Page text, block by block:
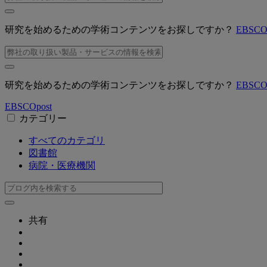
研究を始めるための学術コンテンツをお探しですか？
研究を始めるための学術コンテンツをお探しですか？
EBSCOpost
カテゴリー
すべてのカテゴリ
図書館
病院・医療機関
共有